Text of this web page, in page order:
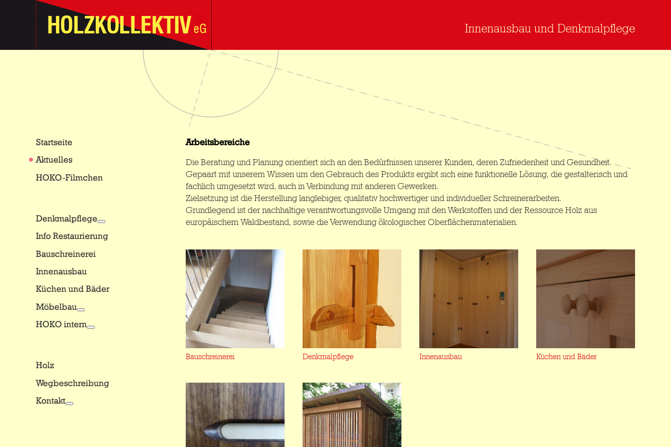
Innenausbau und Denkmalpflege
Startseite
Aktuelles
HOKO-Filmchen
Denkmalpflege
Info Restaurierung
Bauschreinerei
Innenausbau
Küchen und Bäder
Möbelbau
HOKO intern
Holz
Wegbeschreibung
Kontakt
Arbeitsbereiche
Die Beratung und Planung orientiert sich an den Bedürfnissen unserer Kunden, deren Zufriedenheit und Gesundheit.
Gepaart mit unserem Wissen um den Gebrauch des Produkts ergibt sich eine funktionelle Lösung, die gestalterisch und
fachlich umgesetzt wird, auch in Verbindung mit anderen Gewerken.
Zielsetzung ist die Herstellung langlebiger, qualitativ hochwertiger und individueller Schreinerarbeiten.
Grundlegend ist der nachhaltige verantwortungsvolle Umgang mit den Werkstoffen und der Ressource Holz aus
europäischem Waldbestand, sowie die Verwendung ökologischer Oberflächenmaterialien.
Bauschreinerei Denkmalpflege Innenausbau Küchen und Bäder